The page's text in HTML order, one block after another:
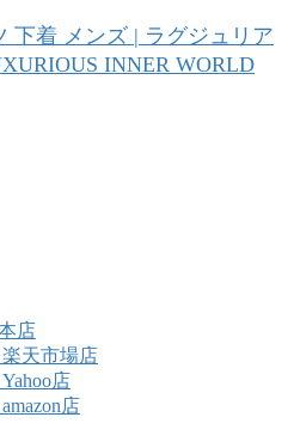
店
天市場店
店
店